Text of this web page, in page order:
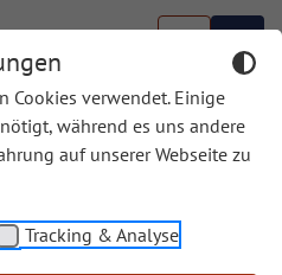
Cookies verwendet. Einige
während es uns andere
auf unserer Webseite zu
Tracking & Analyse
wird ab Mitte 2024 nicht
Sachbücher finden Sie